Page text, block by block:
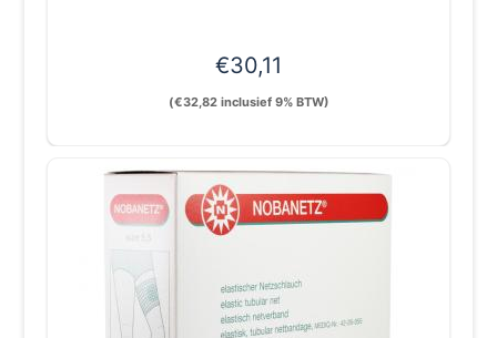
€30,11
(€32,82inclusief 9% BTW)